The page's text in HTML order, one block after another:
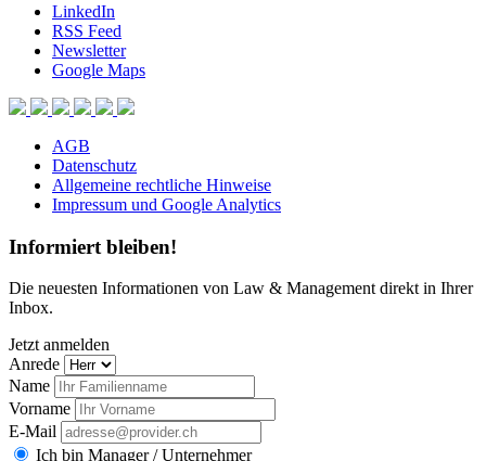
LinkedIn
RSS Feed
Newsletter
Google Maps
AGB
Datenschutz
Allgemeine rechtliche Hinweise
Impressum und Google Analytics
Informiert bleiben!
Die neuesten Informationen von Law & Management direkt in Ihrer
Inbox.
Jetzt anmelden
Anrede
Name
Vorname
E-Mail
Ich bin Manager / Unternehmer